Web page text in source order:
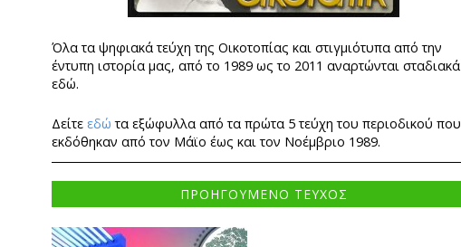
Όλα τα ψηφιακά τεύχη της Οικοτοπίας και στιγμιότυπα από την
έντυπη ιστορία μας, από το 1989 ως το 2011 αναρτώνται σταδιακά
εδώ.
Δείτε εδώ τα εξώφυλλα από τα πρώτα 5 τεύχη του περιοδικού που
εκδόθηκαν από τον Μάϊο έως και τον Νοέμβριο 1989.
ΠΡΟΗΓΟΥΜΕΝΟ ΤΕΥΧΟΣ